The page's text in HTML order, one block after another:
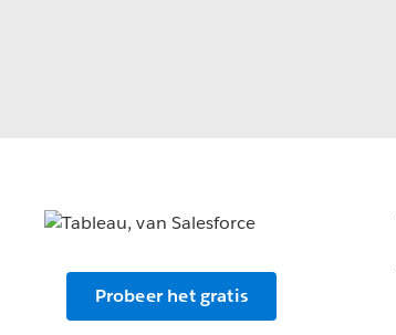
Probeer het gratis